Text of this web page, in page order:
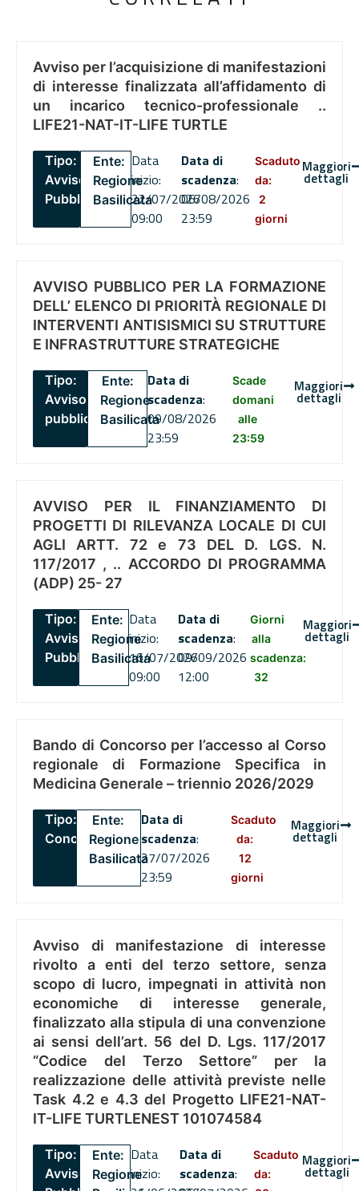
Avviso per l’acquisizione di manifestazioni
di interesse finalizzata all’affidamento di
un incarico tecnico-professionale ..
LIFE21-NAT-IT-LIFE TURTLE
Tipo:
Avviso
Pubblico
Ente:
Regione
Basilicata
Data
inizio:
22/07/2026
09:00
Data di
scadenza:
06/08/2026
23:59
Scaduto
da:
2
giorni
Maggiori
dettagli
AVVISO PUBBLICO PER LA FORMAZIONE
DELL’ ELENCO DI PRIORITÀ REGIONALE DI
INTERVENTI ANTISISMICI SU STRUTTURE
E INFRASTRUTTURE STRATEGICHE
Tipo:
Avviso
pubblico
Ente:
Regione
Basilicata
Data di
scadenza:
09/08/2026
23:59
Scade
domani
alle
23:59
Maggiori
dettagli
AVVISO PER IL FINANZIAMENTO DI
PROGETTI DI RILEVANZA LOCALE DI CUI
AGLI ARTT. 72 e 73 DEL D. LGS. N.
117/2017 , .. ACCORDO DI PROGRAMMA
(ADP) 25- 27
Tipo:
Avviso
Pubblico
Ente:
Regione
Basilicata
Data
inizio:
16/07/2026
09:00
Data di
scadenza:
09/09/2026
12:00
Giorni
alla
scadenza:
32
Maggiori
dettagli
Bando di Concorso per l’accesso al Corso
regionale di Formazione Specifica in
Medicina Generale – triennio 2026/2029
Tipo:
Concorsi
Ente:
Regione
Basilicata
Data di
scadenza:
27/07/2026
23:59
Scaduto
da:
12
giorni
Maggiori
dettagli
Avviso di manifestazione di interesse
rivolto a enti del terzo settore, senza
scopo di lucro, impegnati in attività non
economiche di interesse generale,
finalizzato alla stipula di una convenzione
ai sensi dell’art. 56 del D. Lgs. 117/2017
“Codice del Terzo Settore” per la
realizzazione delle attività previste nelle
Task 4.2 e 4.3 del Progetto LIFE21-NAT-
IT-LIFE TURTLENEST 101074584
Tipo:
Avviso
Ente:
Regione
Data
inizio:
Data di
scadenza:
Scaduto
da:
Maggiori
dettagli